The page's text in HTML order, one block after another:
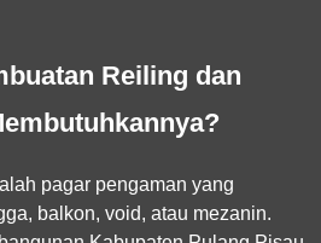
Reiling dan
pagar pengaman yang
balkon, void, atau mezanin.